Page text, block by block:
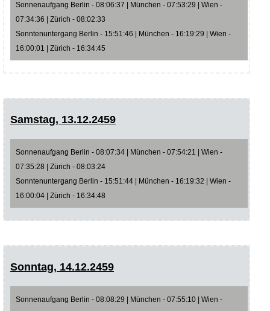
Sonnenaufgang Berlin - 08:06:37 | München - 07:53:29 | Wien -
07:34:36 | Zürich - 08:02:33
Sonntenuntergang Berlin - 15:51:46 | München - 16:19:29 | Wien -
16:00:01 | Zürich - 16:34:45
Samstag, 13.12.2459
Sonnenaufgang Berlin - 08:07:34 | München - 07:54:21 | Wien -
07:35:28 | Zürich - 08:03:24
Sonntenuntergang Berlin - 15:51:44 | München - 16:19:32 | Wien -
16:00:04 | Zürich - 16:34:48
Sonntag, 14.12.2459
Sonnenaufgang Berlin - 08:08:29 | München - 07:55:10 | Wien -